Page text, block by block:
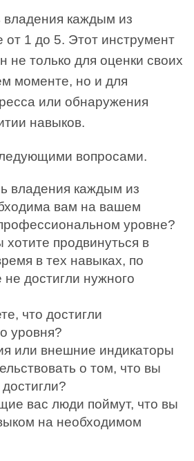
каждым из
от 1 до 5. Этот инструмент
не только для оценки своих
моменте, но и для
или обнаружения
навыков.
вопросами.
владения каждым из
вам на вашем
уровне?
хотите продвинуться в
в тех навыках, по
достигли нужного
что достигли
уровня?
или внешние индикаторы
о том, что вы
вас люди поймут, что вы
на необходимом